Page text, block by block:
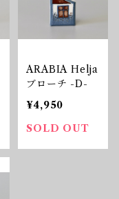
ARABIA Helja
ブローチ -D-
¥4,950
SOLD OUT